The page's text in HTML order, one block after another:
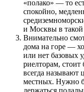
«полако» — то
спокойно,
и Москвы в такой
Внимательно
дома на горе —
или нет базовых
риелторам,
всегда называют
местных. Нужно
держаться